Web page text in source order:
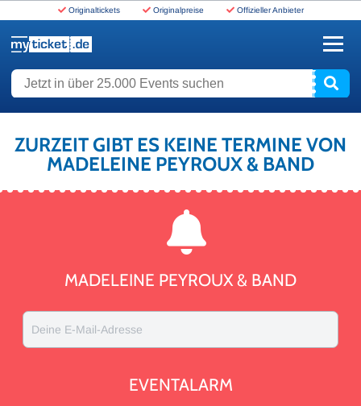
Originaltickets Originalpreise Offizieller Anbieter
Jetzt in über 25.000 Events suchen
ZURZEIT GIBT ES KEINE TERMINE VON
MADELEINE PEYROUX & BAND
MADELEINE PEYROUX & BAND
Deine E-Mail-Adresse
EVENTALARM